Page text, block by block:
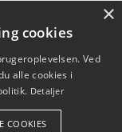
til køkkenet
×
cookies
Ved
alle cookies i
Detaljer
COOKIES